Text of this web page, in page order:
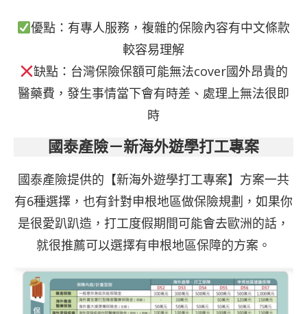
優點：有專人服務，複雜的保險內容有中文條款
較容易理解
缺點：台灣保險保額可能無法cover國外昂貴的
醫藥費，發生事情當下會有時差、處理上無法很即
時
國泰產險－新海外遊學打工專案
國泰產險提供的【新海外遊學打工專案】方案一共
有6種選擇，也有針對申根地區做保險規劃，如果你
是很愛趴趴造，打工度假期間可能會去歐洲的話，
就很推薦可以選擇有申根地區保障的方案。